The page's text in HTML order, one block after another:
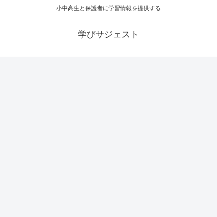
小中高生と保護者に学習情報を提供する
学びサジェスト